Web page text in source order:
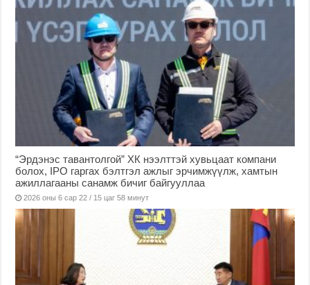
“Эрдэнэс тавантолгой” ХК нээлттэй хувьцаат компани
болох, IPO гаргах бэлтгэл ажлыг эрчимжүүлж, хамтын
ажиллагааны санамж бичиг байгууллаа
2026 оны 6 сар 22 / 15 цаг 58 минут